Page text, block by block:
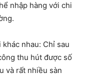
nhập hàng với chi
nhau: Chỉ sau
thu hút được số
và rất nhiều sàn